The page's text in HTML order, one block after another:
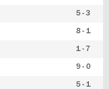
5 - 3
8 - 1
1 - 7
9 - 0
5 - 1